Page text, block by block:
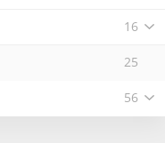
16
25
56